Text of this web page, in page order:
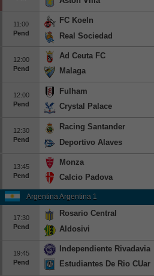
11:00
Pend
FC Koeln
Real Sociedad
12:00
Pend
Ad Ceuta FC
Malaga
12:00
Pend
Fulham
Crystal Palace
12:30
Pend
Racing Santander
Deportivo Alaves
13:45
Pend
Monza
Calcio Padova
Argentina Argentina 1
17:30
Pend
Rosario Central
Aldosivi
19:45
Pend
Independiente Rivadavia
Estudiantes De Rio CUarto
Europa League
Supercopa Europa
Partidos amistosos
Partidos televisados
Baloncesto
Europa
Euroliga
Eurocup
ACB
LEB
Estados Unidos
NBA
Tenis